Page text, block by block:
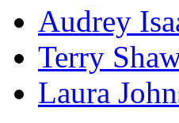
Audrey
Terry
Laura